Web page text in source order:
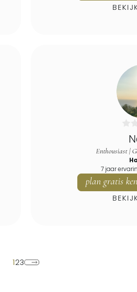
Enthousiast |
7 jaar
plan gratis
123